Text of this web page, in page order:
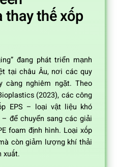
thay thế xốp
đang phát triển mạnh
tại châu Âu, nơi các quy
nghiêm ngặt. Theo
(2023), các công
EPS – loại vật liệu khó
để chuyển sang các giải
foam định hình. Loại xốp
còn giảm lượng khí thải
xuất.